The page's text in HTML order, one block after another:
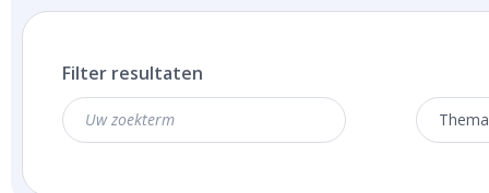
Filter resultaten
Thema